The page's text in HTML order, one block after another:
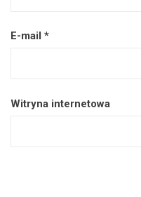
E-mail *
Witryna internetowa